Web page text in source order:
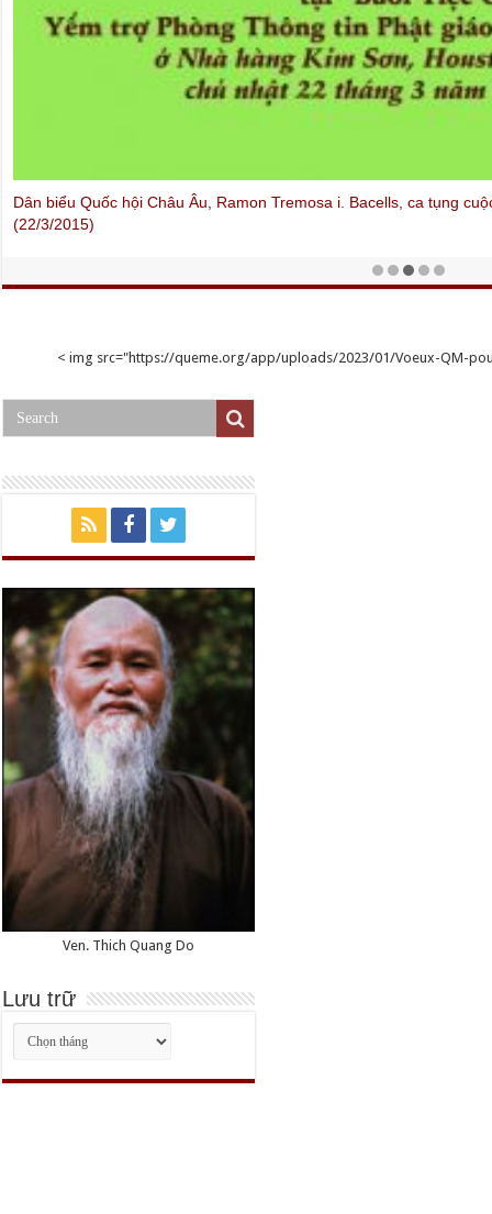
Dân biểu Quốc hội Châu Âu, Ramon Tremosa i. Bacells, ca tụng
(22/3/2015)
< img src="https://queme.org/app/uploads/2023/01/Voeux-QM-
Ven. Thich Quang Do
Lưu trữ
Lưu
trữ